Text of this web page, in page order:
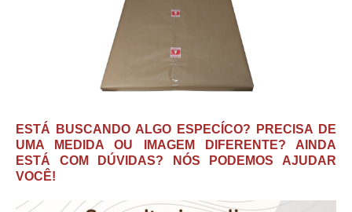
ESTÁ BUSCANDO ALGO ESPECÍCO? PRECISA DE
UMA MEDIDA OU IMAGEM DIFERENTE? AINDA
ESTÁ COM DÚVIDAS? NÓS PODEMOS AJUDAR
VOCÊ!